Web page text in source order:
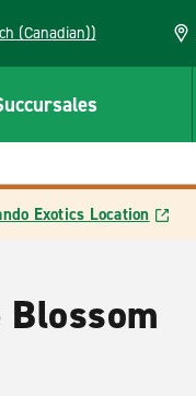
(Canadian))
Exotics Location